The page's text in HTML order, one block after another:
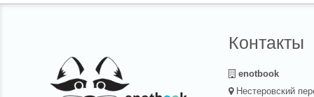
Контакты
enotbook
Нестеровский